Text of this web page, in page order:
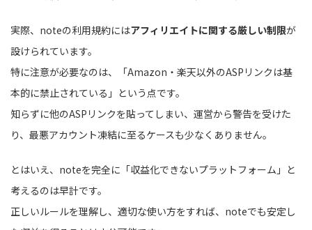
実際、noteの利用規約にはアフィリエイトに関する厳しい制限が
設けられています。
特に注意が必要なのは、「Amazon・楽天以外のASPリンクは基
本的に禁止されている」という点です。
知らずに他のASPリンクを貼ってしまい、運営から警告を受けた
り、最悪アカウント凍結に至るケースも少なくありません。
とはいえ、noteを完全に「収益化できないプラットフォーム」と
考えるのは早計です。
正しいルールを理解し、適切な使い方をすれば、noteでも安定し